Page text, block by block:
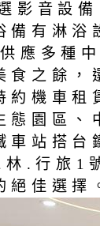
影音設
備有淋
應多種
食之餘
約機車
態園區
車站搭
.行旅1
絕佳選擇